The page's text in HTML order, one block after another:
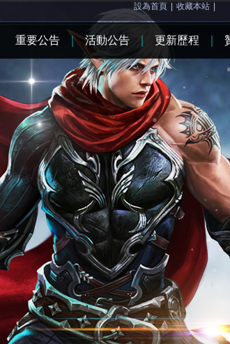
設為首頁 收藏本站